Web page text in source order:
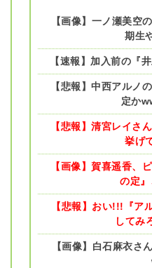
【画像】一ノ瀬美空
期生
【速報】加入前の『
【悲報】中西アルノ
定か
【悲報】清宮レイさ
挙げ
【画像】賀喜遥香、
の定
【悲報】おい!!!『ア
してみ
【画像】白石麻衣さ